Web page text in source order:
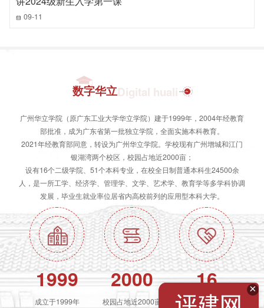
09-11
数字华立Digital huali
广州华立学院（原广东工业大学华立学院）建于1999年，2004年经教育
部批准，成为广东省第一批独立学院，全面实施本科教育。
2021年经教育部同意，转设为广州华立学院。学校现有广州增城和江门
银湖湾两个校区，校园占地近2000亩；
设有16个二级学院、51个本科专业，在校全日制普通本科生24500余
人，是一所工学、经济学、管理学、文学、艺术学、教育学等多学科协调
发展，毕业生就业率位居省内高校前列的应用型本科大学。
1999
成立于1999年
2000
校园占地近2000亩
16
设有16个二级学院
×